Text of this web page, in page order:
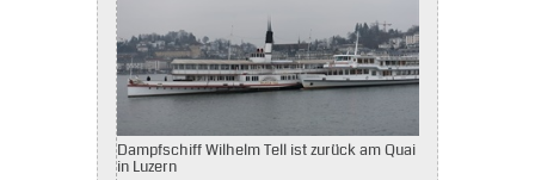
Dampfschiff Wilhelm Tell ist zurück am Quai
in Luzern